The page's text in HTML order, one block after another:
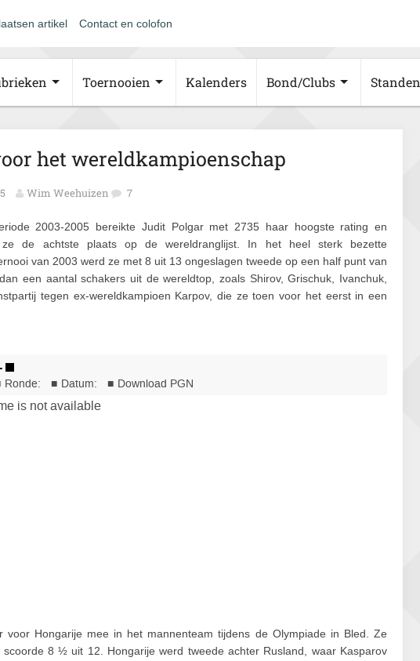
artikel Contact en colofon
Toernooien Kalenders Bond/Clubs Standen
het wereldkampioenschap
Wim Weehuizen 7
2003-2005 bereikte Judit Polgar met 2735 haar hoogste rating en
ze de achtste plaats op de wereldranglijst. In het heel sterk bezette
van 2003 werd ze met 8 uit 13 ongeslagen tweede op een half punt van
een aantal schakers uit de wereldtop, zoals Shirov, Grischuk, Ivanchuk,
tegen ex-wereldkampioen Karpov, die ze toen voor het eerst in een
Hongarije mee in het mannenteam tijdens de Olympiade in Bled. Ze
8 ½ uit 12. Hongarije werd tweede achter Rusland, waar Kasparov